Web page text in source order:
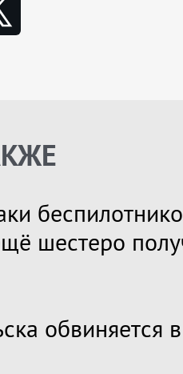
шестеро
обвиняется